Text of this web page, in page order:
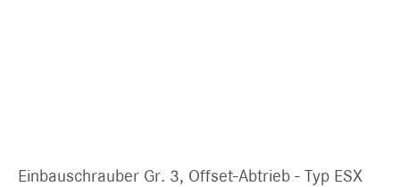
Einbauschrauber Gr. 3, Offset-Abtrieb - Typ ESX